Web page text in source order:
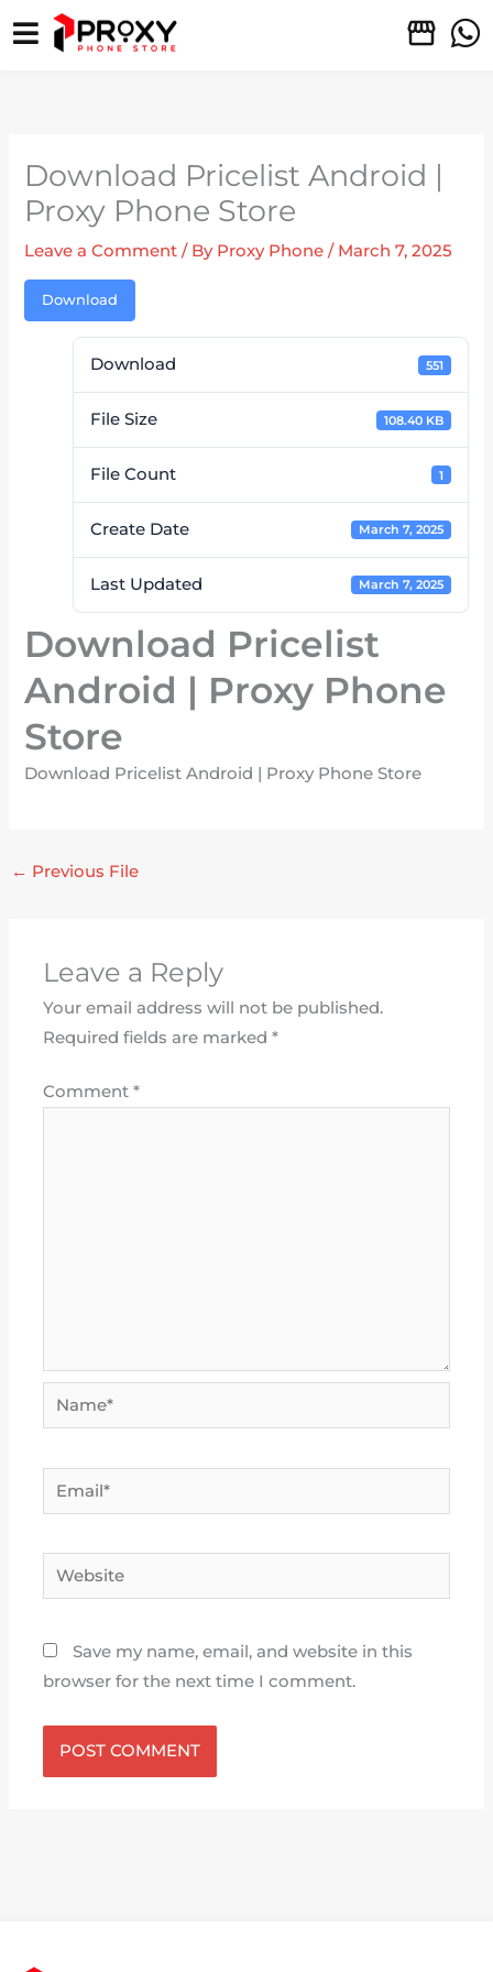
to
Download Pricelist Android |
Proxy Phone Store
Leave a Comment / By Proxy Phone/ March 7, 2025
Download
Download 551
File Size 108.40 KB
File Count 1
Create Date March 7, 2025
Last Updated March 7, 2025
Download Pricelist
Android | Proxy Phone
Store
Download Pricelist Android | Proxy Phone Store
← Previous File
Leave a Reply
Your email address will not be published.
Required fields are marked*
Comment*
Name*
Email*
Website
Save my name, email, and website in this
browser for the next time I comment.